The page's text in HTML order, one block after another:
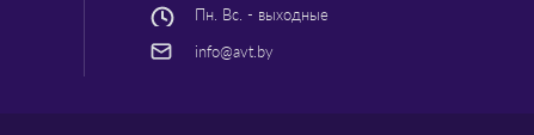
Пн. Вс. - выходные
info@avt.by